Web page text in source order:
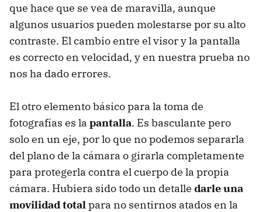
que hace que se vea de maravilla, aunque
algunos usuarios pueden molestarse por su alto
contraste. El cambio entre el visor y la pantalla
es correcto en velocidad, y en nuestra prueba no
nos ha dado errores.
El otro elemento básico para la toma de
fotografías es la pantalla. Es basculante pero
solo en un eje, por lo que no podemos separarla
del plano de la cámara o girarla completamente
para protegerla contra el cuerpo de la propia
cámara. Hubiera sido todo un detalle darle una
movilidad totalpara no sentirnos atados en la